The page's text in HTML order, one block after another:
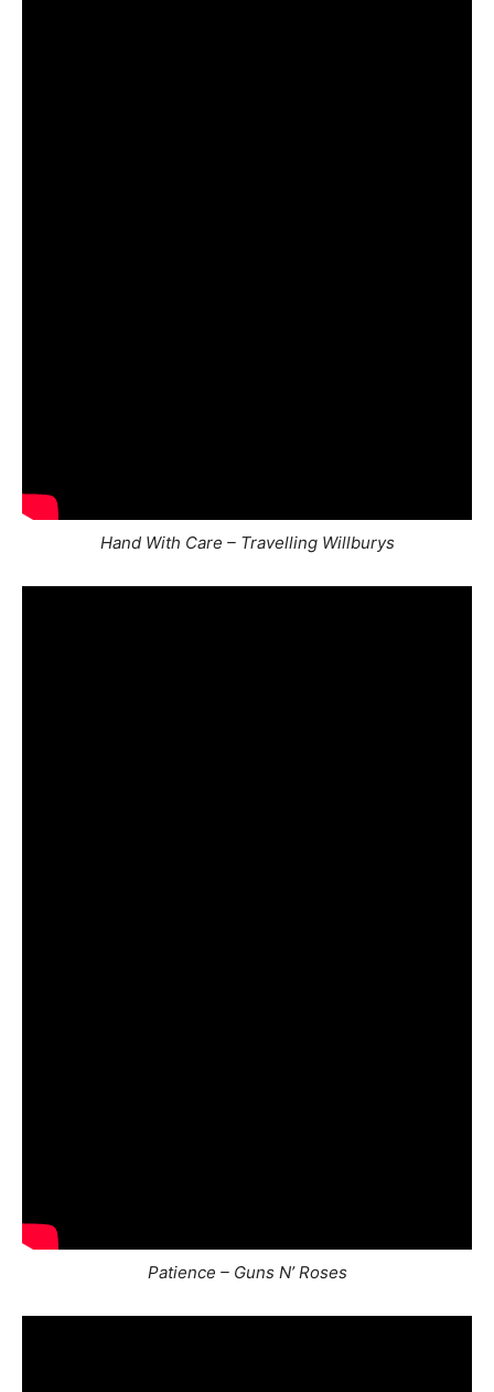
Hand With Care – Travelling Willburys
Patience – Guns N’ Roses